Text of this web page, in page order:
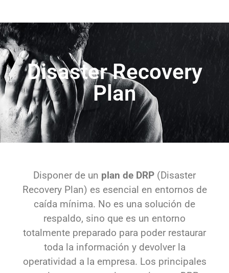
Disaster Recovery
Plan​
Disponer de unplan de DRP(Disaster
caída mínima. No es una solución de
respaldo, sino que es un entorno
totalmente preparado para poder restaurar
toda la información y devolver la
operatividad a la empresa. Los principales
motivos para recurrir a un sistema DRP